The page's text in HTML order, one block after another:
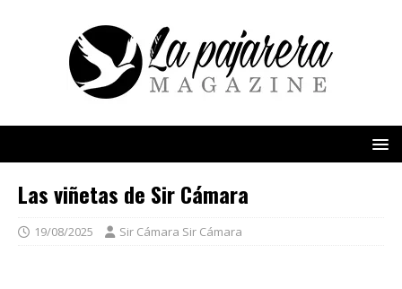
Las viñetas de Sir Cámara
19/08/2025 Sir Cámara Sir Cámara